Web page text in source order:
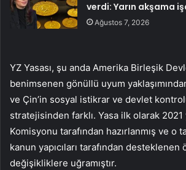
verdi: Yarın akşama
Ağustos 7, 2026
YZ Yasası, şu anda Amerika Birleşik
benimsenen gönüllü uyum
ve Çin’in sosyal istikrar ve devlet
stratejisinden farklı. Yasa ilk olarak 2021
Komisyonu tarafından hazırlanmış ve o
kanun yapıcıları tarafından desteklenen
değişikliklere uğramıştır.